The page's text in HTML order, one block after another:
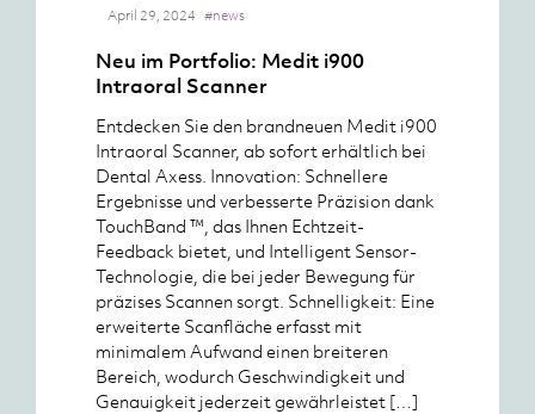
April 29, 2024 #news
Neu im Portfolio: Medit i900
Intraoral Scanner
Entdecken Sie den brandneuen Medit i900
Intraoral Scanner, ab sofort erhältlich bei
Dental Axess. Innovation: Schnellere
Ergebnisse und verbesserte Präzision dank
TouchBand ™, das Ihnen Echtzeit-
Feedback bietet, und Intelligent Sensor-
Technologie, die bei jeder Bewegung für
präzises Scannen sorgt. Schnelligkeit: Eine
erweiterte Scanfläche erfasst mit
minimalem Aufwand einen breiteren
Bereich, wodurch Geschwindigkeit und
Genauigkeit jederzeit gewährleistet […]